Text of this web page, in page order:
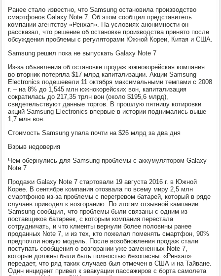
Ранее стало известно, что Samsung остановила производство
смартфонов Galaxy Note 7. Об этом сообщил представитель
компании агентству «Ренхап». На условиях анонимности он
рассказал, что решение об остановке производства принято после
обсуждения проблемы с регуляторами Южной Кореи, Китая и США.
Samsung решил пока не выпускать Galaxy Note 7
Из-за объявления об остановке продаж южнокорейская компания
во вторник потеряла $17 млрд капитализации. Акции Samsung
Electronics подешевели 11 октября максимальными темпами с 2008
г. – на 8% до 1,545 млн южнокорейских вон, капитализация
сократилась до 217,35 трлн вон (около $195,6 млрд),
свидетельствуют данные торгов. В прошлую пятницу котировки
акций Samsung Electronics впервые в истории поднимались выше
1,7 млн вон.
Стоимость Samsung упала почти на $26 млрд за два дня
Взрыв недоверия
Чем обернулись для Samsung проблемы с аккумулятором Galaxy
Note 7
Продажи Galaxy Note 7 стартовали 19 августа 2016 г. в Южной
Корее. В сентябре компания отозвала по всему миру 2,5 млн
смартфонов из-за проблемы с перегревом батарей, который в ряде
случаев приводил к возгоранию. По итогам отзывной кампании
Samsung сообщил, что проблемы были связаны с одним из
поставщиков батареек, с которым компания перестала
сотрудничать, и что клиенты вернули более половины ранее
проданных Note 7, и из тех, кто пожелал поменять смартфон, 90%
предпочли новую модель. После возобновления продаж стали
поступать сообщения о возгорании уже замененных Note 7,
которые должны были быть полностью безопасны. «Ренхап»
передает, что ряд таких случаев был отмечен в США и на Тайване.
Один инцидент привел к эвакуации пассажиров с борта самолета